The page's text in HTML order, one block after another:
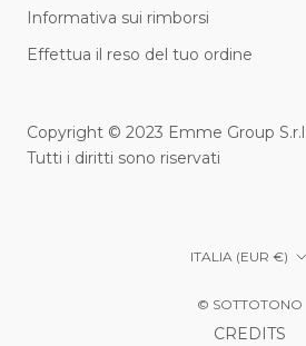
Informativa sui rimborsi
Effettua il reso del tuo ordine
Copyright © 2023 Emme Group S.r.l.
Tutti i diritti sono riservati
Paese/Area
ITALIA (EUR €)
© SOTTOTONO
CREDITS